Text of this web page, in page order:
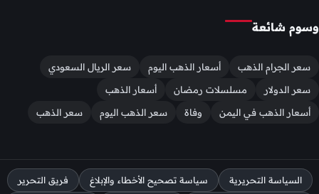
وسوم شائعة
سعر الجرام الذهب أسعار الذهب اليوم
سعر الريال السعودي
سعر الدولار
مسلسلات رمضان
أسعار الذهب
أسعار الذهب في اليمن
وفاة سعر الذهب اليوم سعر الذهب
السياسة التحريرية سياسة تصحيح الأخطاء والإبلاغ فريق التحرير